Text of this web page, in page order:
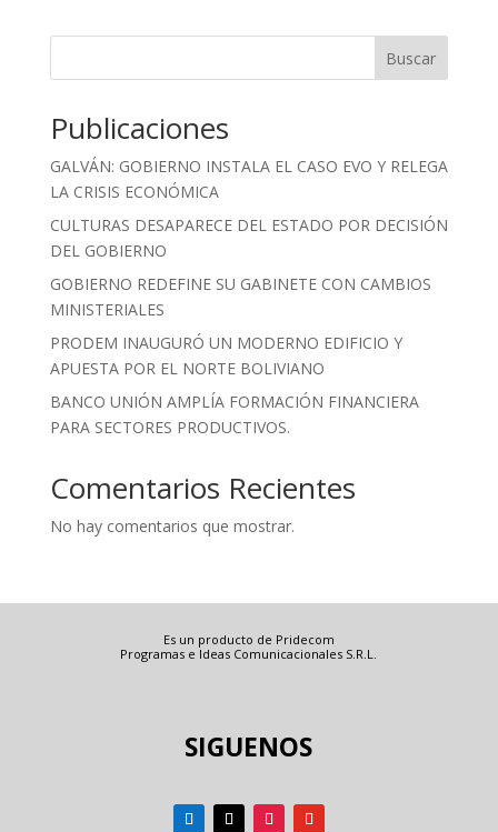
Buscar
Publicaciones
GALVÁN: GOBIERNO INSTALA EL CASO EVO Y RELEGA
LA CRISIS ECONÓMICA
CULTURAS DESAPARECE DEL ESTADO POR DECISIÓN
DEL GOBIERNO
GOBIERNO REDEFINE SU GABINETE CON CAMBIOS
MINISTERIALES
PRODEM INAUGURÓ UN MODERNO EDIFICIO Y
APUESTA POR EL NORTE BOLIVIANO
BANCO UNIÓN AMPLÍA FORMACIÓN FINANCIERA
PARA SECTORES PRODUCTIVOS.
Comentarios Recientes
No hay comentarios que mostrar.
Es un producto de Pridecom
Programas e Ideas Comunicacionales S.R.L.
SIGUENOS